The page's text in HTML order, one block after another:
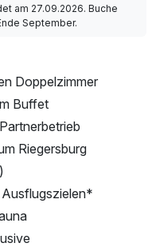
am 27.09.2026. Buche
September.
Doppelzimmer
Buffet
Riegersburg
Ausflugszielen*